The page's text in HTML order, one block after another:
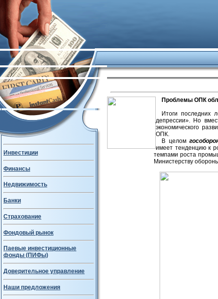
Инвестиции
Финансы
Недвижимость
Банки
Страхование
Фондовый рынок
Паевые инвестиционные
фонды (ПИФы)
Доверительное управление
Наши предложения
Проблемы ОПК
Итоги последних
депрессии». Но
экономического
ОПК.
В целом
имеет тенденцию к
темпами роста
Министерству